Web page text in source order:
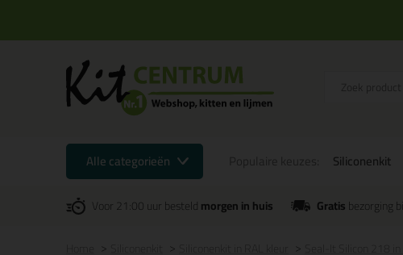
Alle categorieën Siliconenkit
Voor 21:00 uur besteldmorgen in huis Gratisbezorging